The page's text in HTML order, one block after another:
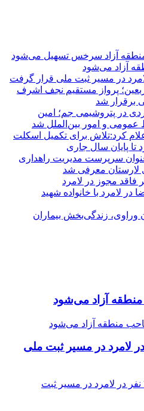
آزاد سرخس تسهیل می‌شود
آزاد می‌شود
پرواز مستقیم نجف اشرف
برقرار شد
در پتروشیمی جم؛ امین
عمومی و امور بین‌الملل شد
کرد:تلاش برای تکمیل اسکلت
تا پایان سال جاری
سرپرست مدیریت راهداری
لارستان معرفی شد
در لامرد با خانواده شهید
وراوی، زندگی‌بخش بیماران
آزاد می‌شود
۲۱ نفر در لامرد در مسیر ثبت ملی